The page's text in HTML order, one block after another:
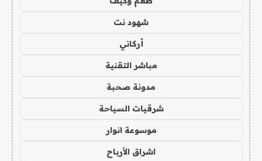
شهود نت
أركاني
مباشر التقنية
مدونة صحبة
شرقيات السياحة
موسوعة انوار
اشراق الأرباح